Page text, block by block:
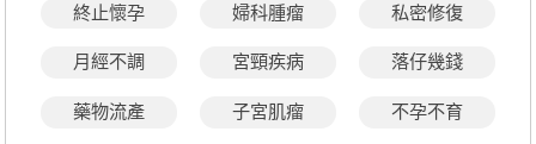
終止懷孕 婦科腫瘤 私密修復
月經不調 宮頸疾病 落仔幾錢
藥物流產 子宮肌瘤 不孕不育